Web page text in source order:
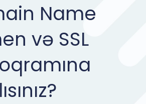
Name
və SSL